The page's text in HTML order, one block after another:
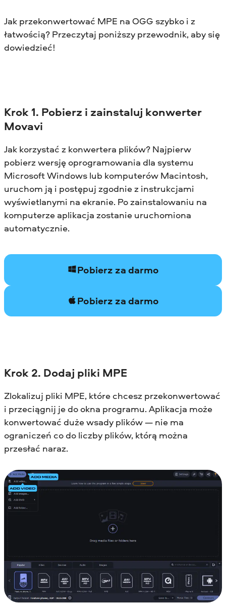
Jak przekonwertować MPE na OGG szybko i z
łatwością? Przeczytaj poniższy przewodnik, aby się
dowiedzieć!
Krok 1. Pobierz i zainstaluj konwerter
Movavi
Jak korzystać z konwertera plików? Najpierw
pobierz wersję oprogramowania dla systemu
Microsoft Windows lub komputerów Macintosh,
uruchom ją i postępuj zgodnie z instrukcjami
wyświetlanymi na ekranie. Po zainstalowaniu na
komputerze aplikacja zostanie uruchomiona
automatycznie.
Pobierz za darmo
Pobierz za darmo
Krok 2. Dodaj pliki MPE
Zlokalizuj pliki MPE, które chcesz przekonwertować
i przeciągnij je do okna programu. Aplikacja może
konwertować duże wsady plików — nie ma
ograniczeń co do liczby plików, którą można
przesłać naraz.